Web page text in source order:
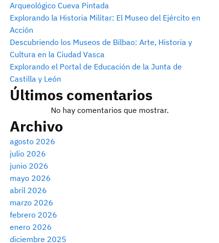
Arqueológico Cueva Pintada
Explorando la Historia Militar: El Museo del Ejército en
Acción
Descubriendo los Museos de Bilbao: Arte, Historia y
Cultura en la Ciudad Vasca
Explorando el Portal de Educación de la Junta de
Castilla y León
Últimos comentarios
No hay comentarios que mostrar.
Archivo
agosto 2026
julio 2026
junio 2026
mayo 2026
abril 2026
marzo 2026
febrero 2026
enero 2026
diciembre 2025